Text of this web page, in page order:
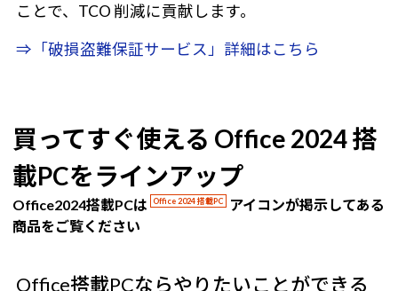
ことで、TCO 削減に貢献します。
⇒「破損盗難保証サービス」詳細はこちら
買ってすぐ使える Office 2024 搭
載PCをラインアップ
Office2024搭載PCは Office 2024 搭載PC
アイコンが掲示してある
商品をご覧ください
Office搭載PCならやりたいことができる